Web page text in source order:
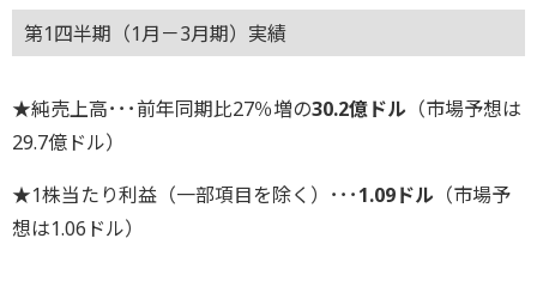
第1四半期（1月－3月期）実績
★純売上高･･･前年同期比27％増の30.2億ドル （市場予想は
29.7億ドル）
★1株当たり利益（一部項目を除く）･･･1.09ドル （市場予
想は1.06ドル）